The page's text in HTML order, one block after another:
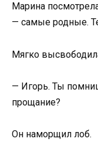
Марина
— самые родные.
Мягко
— Игорь. Ты
прощание?
Он наморщил лоб.